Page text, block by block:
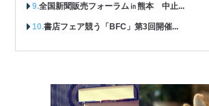
全国新聞販売フォーラム㏌熊本 中止...
書店フェア競う「BFC」第3回開催...